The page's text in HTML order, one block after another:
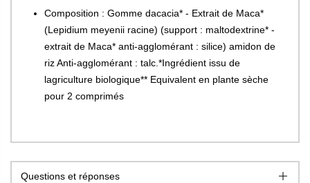
Composition : Gomme dacacia* - Extrait de Maca*
(Lepidium meyenii racine) (support : maltodextrine* -
extrait de Maca* anti-agglomérant : silice) amidon de
riz Anti-agglomérant : talc.*Ingrédient issu de
lagriculture biologique** Equivalent en plante sèche
pour 2 comprimés
Questions et réponses